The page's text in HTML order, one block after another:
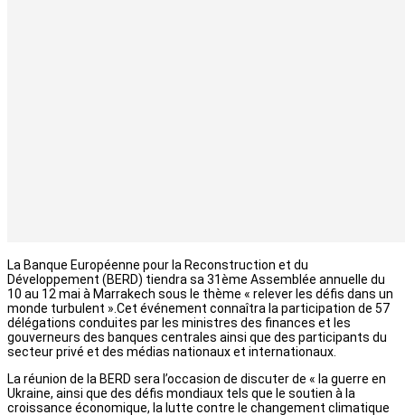
La Banque Européenne pour la Reconstruction et du
Développement (BERD) tiendra sa 31ème Assemblée annuelle du
10 au 12 mai à Marrakech sous le thème « relever les défis dans un
monde turbulent ».Cet événement connaîtra la participation de 57
délégations conduites par les ministres des finances et les
gouverneurs des banques centrales ainsi que des participants du
secteur privé et des médias nationaux et internationaux.
La réunion de la BERD sera l’occasion de discuter de « la guerre en
Ukraine, ainsi que des défis mondiaux tels que le soutien à la
croissance économique, la lutte contre le changement climatique